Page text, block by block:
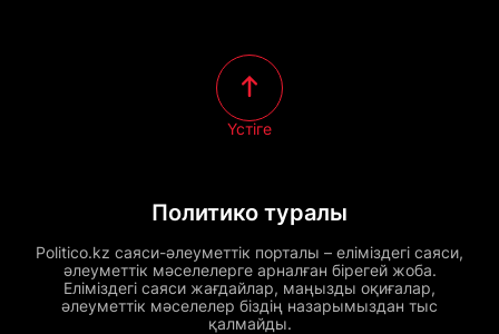
Политико туралы
Politico.kz саяси-әлеуметтік порталы – еліміздегі саяси,
әлеуметтік мәселелерге арналған бірегей жоба.
Еліміздегі саяси жағдайлар, маңызды оқиғалар,
әлеуметтік мәселелер біздің назарымыздан тыс
қалмайды.
Үстіге